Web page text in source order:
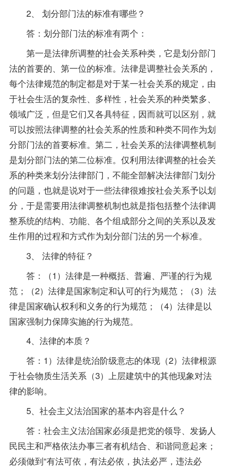
2、 划分部门法的标准有哪些？
答：划分部门法的标准有两个：
第一是法律所调整的社会关系种类，它是划分部门
法的首要的、第一位的标准。法律是调整社会关系的，
每个法律规范的制定都是对于某一社会关系的规定，由
于社会生活的复杂性、多样性，社会关系的种类繁多、
领域广泛，但是它们又各具特征，因而就可以区别，就
可以按照法律调整的社会关系的性质和种类不同作为划
分部门法的首要标准。第二，社会关系的法律调整机制
是划分部门法的第二位标准。仅利用法律调整的社会关
系的种类来划分法律部门，不能全部解决法律部门划分
的问题，也就是说对于一些法律很难按社会关系予以划
分，于是需要用法律调整机制也就是指包括整个法律调
整系统的结构、功能、各个组成部分之间的关系以及发
生作用的过程和方式作为划分部门法的另一个标准。
3、 法律的特征？
答：（1）法律是一种概括、普遍、严谨的行为规
范；（2）法律是国家制定和认可的行为规范；（3）法
律是国家确认权利和义务的行为规范；（4）法律是以
国家强制力保障实施的行为规范。
4、法律的本质？
答：1）法律是统治阶级意志的体现（2）法律根源
于社会物质生活关系（3）上层建筑中的其他现象对法
律的影响。
5、社会主义法治国家的基本内容是什么？
答：社会主义法治国家必须是把党的领导、发扬人
民民主和严格依法办事三者有机结合、和谐同意起来；
必须做到“有法可依，有法必依，执法必严，违法必